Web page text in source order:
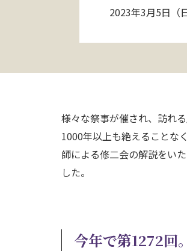
2023年3月5日
様々な祭事が催され、訪れ
1000年以上も絶えることな
師による修二会の解説をい
した。
今年で第1272回